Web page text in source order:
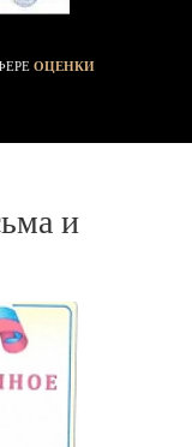
ОЦЕНКИ
и